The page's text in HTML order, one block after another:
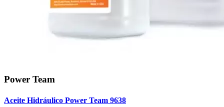
Power Team
Aceite Hidráulico Power Team 9638